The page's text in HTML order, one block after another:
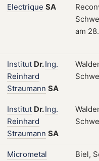
Electrique SA
am
Institut Dr.Ing.
Reinhard
Straumann SA
Institut Dr.Ing.
Reinhard
Straumann SA
Micrometal
Biel,